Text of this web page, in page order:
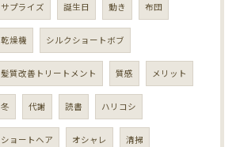
サプライズ 誕生日 動き 布団
乾燥機 シルクショートボブ
髪質改善トリートメント 質感 メリット
冬 代謝 読書 ハリコシ
ショートヘア オシャレ 清掃